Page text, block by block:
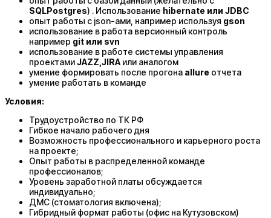
SQLPostgres) . Использование hibernate или JDBC
опыт работы с json-ами, например используя gson
использование в работа версионный контроль
например git или svn
использование в работе системы управления
проектамиJAZZ,JIRA или аналогом
умение формировать после прогона allure отчета
умение работать в команде
Условия:
Трудоустройство по ТК РФ
Гибкое начало рабочего дня
Возможность профессионального и карьерного роста
на проекте;
Опыт работы в распределенной команде
профессионалов;
Уровень заработной платы обсуждается
индивидуально;
ДМС (стоматология включена);
Гибридный формат работы (офис на Кутузовском)